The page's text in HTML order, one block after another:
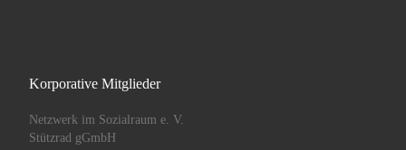
Korporative Mitglieder
Netzwerk im Sozialraum e. V.
Stützrad gGmbH